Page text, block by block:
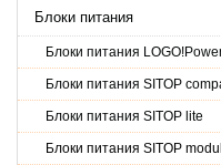
Блоки питания
Блоки питания
Блоки питания SITOP
Блоки питания SITOP lite
Блоки питания SITOP